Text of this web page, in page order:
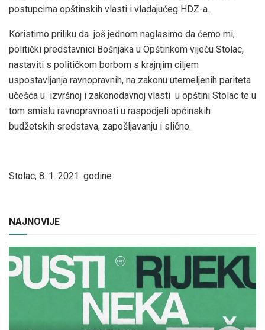
postupcima opštinskih vlasti i vladajućeg HDZ-a.
Koristimo priliku da još jednom naglasimo da ćemo mi,
politički predstavnici Bošnjaka u Opštinkom vijeću Stolac,
nastaviti s političkom borbom s krajnjim ciljem
uspostavljanja ravnopravnih, na zakonu utemeljenih pariteta
učešća u izvršnoj i zakonodavnoj vlasti u opštini Stolac te u
tom smislu ravnopravnosti u raspodjeli općinskih
budžetskih sredstava, zapošljavanju i slično.
Stolac, 8. 1. 2021. godine
NAJNOVIJE